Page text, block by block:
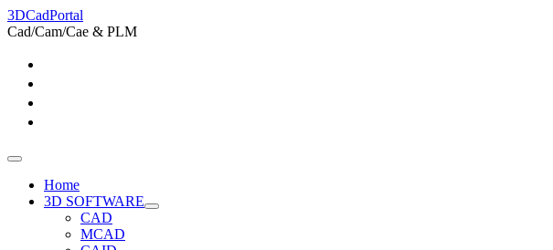
3DCadPortal
Cad/Cam/Cae & PLM
Home
3D SOFTWARE
CAD
MCAD